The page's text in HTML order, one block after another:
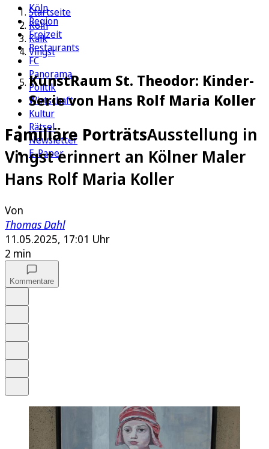
Köln
Region
Freizeit
Restaurants
FC
Panorama
Politik
Wirtschaft
Kultur
Rätsel
Newsletter
E-Paper
Startseite
Köln
Kalk
Vingst
KunstRaum St. Theodor: Kinder-
Serie von Hans Rolf Maria Koller
Familiäre PorträtsAusstellung in
Vingst erinnert an Kölner Maler
Hans Rolf Maria Koller
Von
Thomas Dahl
11.05.2025, 17:01 Uhr
2 min
Kommentare